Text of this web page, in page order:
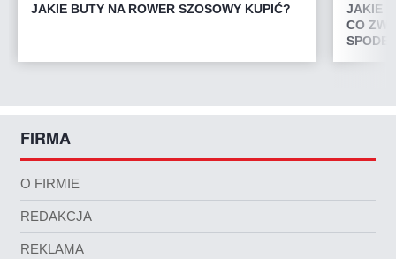
JAKIE BUTY NA ROWER SZOSOWY KUPIĆ?
JAKIE
CO
FIRMA
O FIRMIE
REDAKCJA
REKLAMA